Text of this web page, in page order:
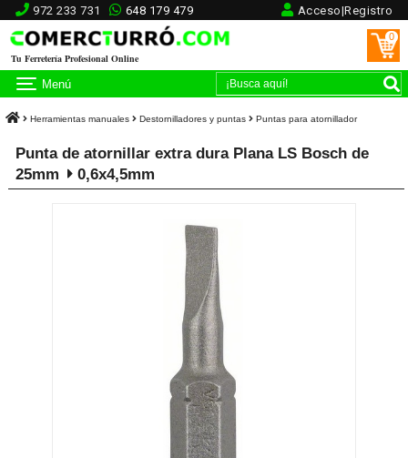
972 233 731 648 179 479 Acceso|Registro
Tu Ferretería Profesional Online
0
Menú
Herramientas manuales Destornilladores y puntas Puntas para atornillador
Punta de atornillar extra dura Plana LS Bosch de
25mm
0,6x4,5mm